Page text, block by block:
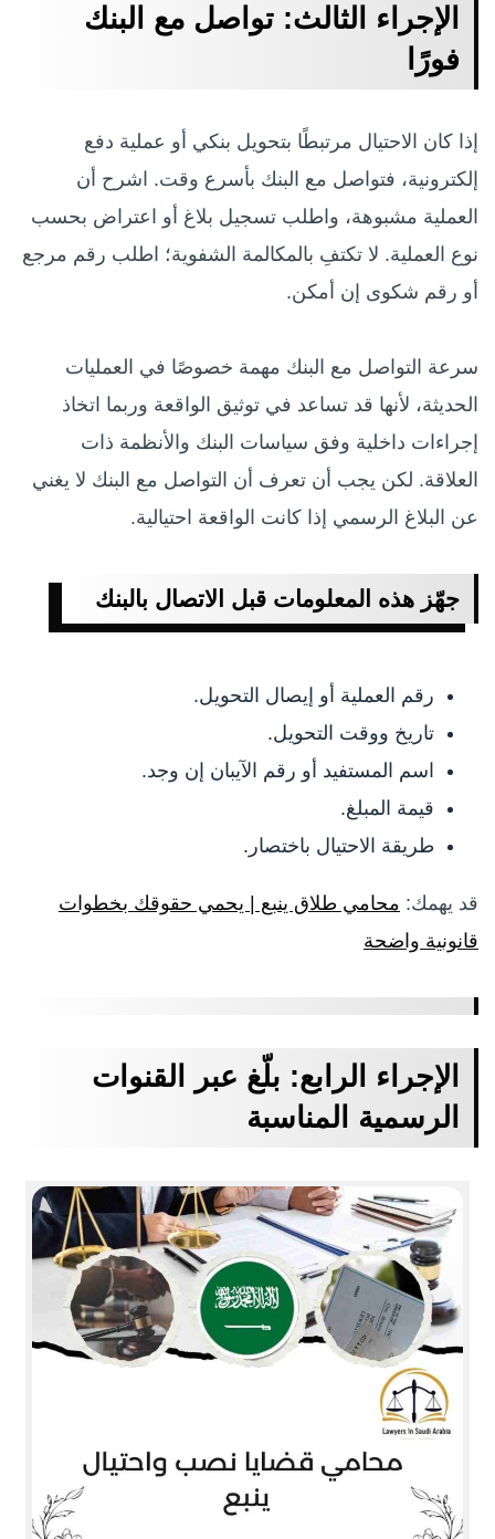
الإجراء الثالث: تواصل مع البنك
فورًا
إذا كان الاحتيال مرتبطًا بتحويل بنكي أو عملية دفع
إلكترونية، فتواصل مع البنك بأسرع وقت. اشرح أن
العملية مشبوهة، واطلب تسجيل بلاغ أو اعتراض بحسب
نوع العملية. لا تكتفِ بالمكالمة الشفوية؛ اطلب رقم مرجع
أو رقم شكوى إن أمكن.
سرعة التواصل مع البنك مهمة خصوصًا في العمليات
الحديثة، لأنها قد تساعد في توثيق الواقعة وربما اتخاذ
إجراءات داخلية وفق سياسات البنك والأنظمة ذات
العلاقة. لكن يجب أن تعرف أن التواصل مع البنك لا يغني
عن البلاغ الرسمي إذا كانت الواقعة احتيالية.
جهّز هذه المعلومات قبل الاتصال بالبنك
رقم العملية أو إيصال التحويل.
تاريخ ووقت التحويل.
اسم المستفيد أو رقم الآيبان إن وجد.
قيمة المبلغ.
طريقة الاحتيال باختصار.
قد يهمك: محامي طلاق ينبع | يحمي حقوقك بخطوات
قانونية واضحة
الإجراء الرابع: بلّغ عبر القنوات
الرسمية المناسبة